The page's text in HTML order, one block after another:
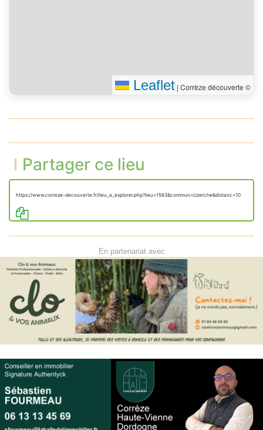
Leaflet | Corrèze découverte ©
Partager ce lieu
https://www.correze-decouverte.fr/lieu_a_explorer.php?lieu=1563&commun=Uzerche&distanc=10
En partenariat avec